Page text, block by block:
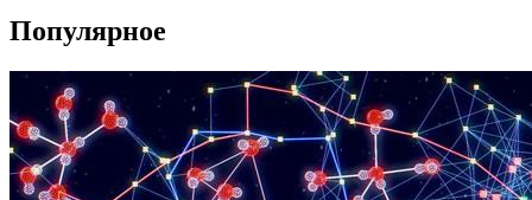
Популярное